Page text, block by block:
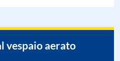
vespaio aerato